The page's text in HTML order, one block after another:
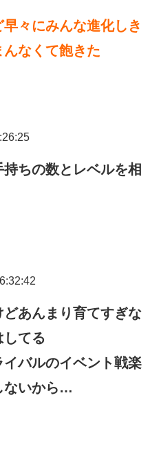
々にみんな進化しき
なくて飽きた
ちの数とレベルを相
あんまり育てすぎな
てる
バルのイベント戦楽
ないから…